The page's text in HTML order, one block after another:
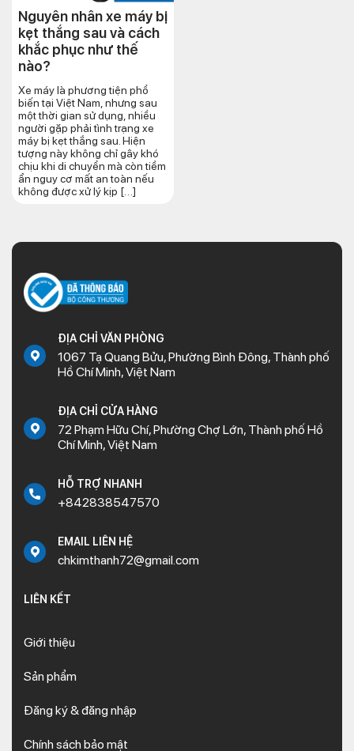
Nguyên nhân xe máy bị
kẹt thắng sau và cách
khắc phục như thế
nào?
Xe máy là phương tiện phổ
biến tại Việt Nam, nhưng sau
một thời gian sử dụng, nhiều
người gặp phải tình trạng xe
máy bị kẹt thắng sau. Hiện
tượng này không chỉ gây khó
chịu khi di chuyển mà còn tiềm
ẩn nguy cơ mất an toàn nếu
không được xử lý kịp […]
ĐỊA CHỈ VĂN PHÒNG
1067 Tạ Quang Bửu, Phường Bình Đông, Thành phố
Hồ Chí Minh, Việt Nam
ĐỊA CHỈ CỬA HÀNG
72 Phạm Hữu Chí, Phường Chợ Lớn, Thành phố Hồ
Chí Minh, Việt Nam
HỖ TRỢ NHANH
+842838547570
EMAIL LIÊN HỆ
chkimthanh72@gmail.com
LIÊN KẾT
Giới thiệu
Sản phẩm
Đăng ký & đăng nhập
Chính sách bảo mật